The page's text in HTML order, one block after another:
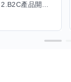
經驗簡述： 1.創業主導&新創合夥 2.B2C產品開發運營一條龍 3.AI應用開發與量化研究新創 標籤話題都可以聊，開放交流 找尋共同創業機會，亦歡迎新創收編